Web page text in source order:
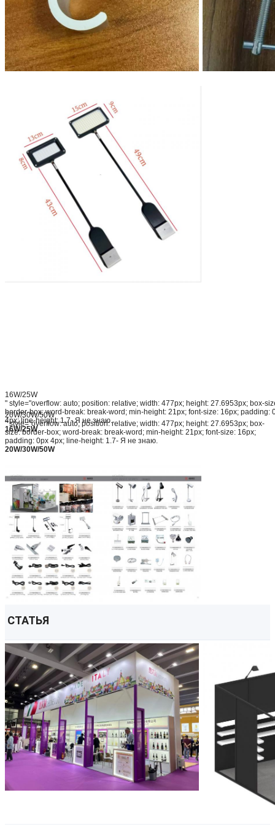
16W/25W
" style="overflow: auto; position: relative; width: 477px; height: 27.6953px; box-
border-box; word-break: break-word; min-height: 21px; font-size: 16px; padding:
4px; line-height: 1.7- Я не знаю.
16W/25W
20W/30W/50W
" style="overflow: auto; position: relative; width: 477px; height: 27.6953px; box-
size: border-box; word-break: break-word; min-height: 21px; font-size: 16px;
padding: 0px 4px; line-height: 1.7- Я не знаю.
20W/30W/50W
СТАТЬЯ